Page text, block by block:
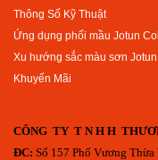
Thông Số Kỹ Thuật
Ứng dụng phối mầu Jotun
Xu hướng sắc màu sơn
Khuyến Mãi
CÔNG TY T N H H
ĐC: Số 157 Phố Vương